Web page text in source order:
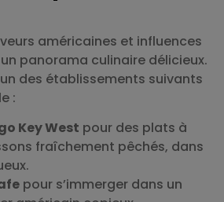
américaines et influences
panorama culinaire délicieux.
des établissements suivants
:
Key West pour des plats à
fraîchement pêchés, dans
pour s’immerger dans un